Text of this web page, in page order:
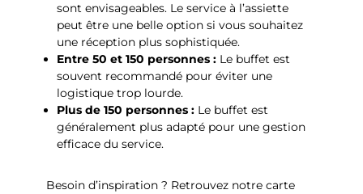
sont envisageables. Le service à l’assiette
peut être une belle option si vous souhaitez
une réception plus sophistiquée.
Entre 50 et 150 personnes : Le buffet est
souvent recommandé pour éviter une
logistique trop lourde.
Plus de 150 personnes : Le buffet est
généralement plus adapté pour une gestion
efficace du service.
Besoin d’inspiration ? Retrouvez notre carte